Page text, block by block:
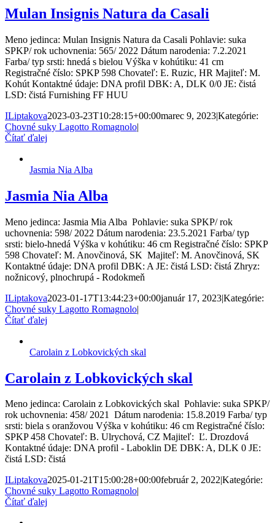
Mulan Insignis Natura da Casali
Meno jedinca: Mulan Insignis Natura da Casali Pohlavie: suka
SPKP/ rok uchovnenia: 565/ 2022 Dátum narodenia: 7.2.2021
Farba/ typ srsti: hnedá s bielou Výška v kohútiku: 41 cm
Registračné číslo: SPKP 598 Chovateľ: E. Ruzic, HR Majiteľ: M.
Kohút Kontaktné údaje: DNA profil DBK: A, DLK 0/0 JE: čistá
LSD: čistá Furnishing FF HUU
ILiptakova2023-03-23T10:28:15+00:00marec 9, 2023|Kategórie:
Chovné suky Lagotto Romagnolo|
Čítať ďalej
Jasmia Nia Alba
Jasmia Nia Alba
Meno jedinca: Jasmia Mia Alba Pohlavie: suka SPKP/ rok
uchovnenia: 598/ 2022 Dátum narodenia: 23.5.2021 Farba/ typ
srsti: bielo-hnedá Výška v kohútiku: 46 cm Registračné číslo: SPKP
598 Chovateľ: M. Anovčinová, SK Majiteľ: M. Anovčinová, SK
Kontaktné údaje: DNA profil DBK: A JE: čistá LSD: čistá Zhryz:
nožnicový, plnochrupá - Rodokmeň
ILiptakova2023-01-17T13:44:23+00:00január 17, 2023|Kategórie:
Chovné suky Lagotto Romagnolo|
Čítať ďalej
Carolain z Lobkovických skal
Carolain z Lobkovických skal
Meno jedinca: Carolain z Lobkovických skal Pohlavie: suka SPKP/
rok uchovnenia: 458/ 2021 Dátum narodenia: 15.8.2019 Farba/ typ
srsti: biela s oranžovou Výška v kohútiku: 46 cm Registračné číslo:
SPKP 458 Chovateľ: B. Ulrychová, CZ Majiteľ: Ľ. Drozdová
Kontaktné údaje: DNA profil - Laboklin DE DBK: A, DLK 0 JE:
čistá LSD: čistá
ILiptakova2025-01-21T15:00:28+00:00február 2, 2022|Kategórie:
Chovné suky Lagotto Romagnolo|
Čítať ďalej